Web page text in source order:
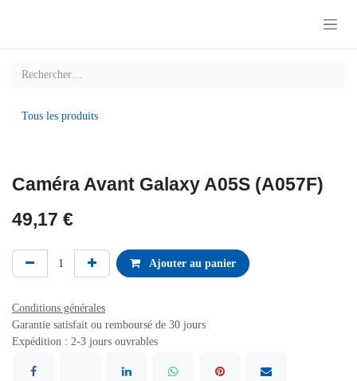
Tous les produits
Caméra Avant Galaxy A05S (A057F)
49,17€
Ajouter au panier
Conditions générales
Garantie satisfait ou remboursé de 30 jours
Expédition : 2-3 jours ouvrables